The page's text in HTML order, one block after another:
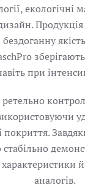
екологічні
при
покриття.
стабільно
характеристики
аналогів.